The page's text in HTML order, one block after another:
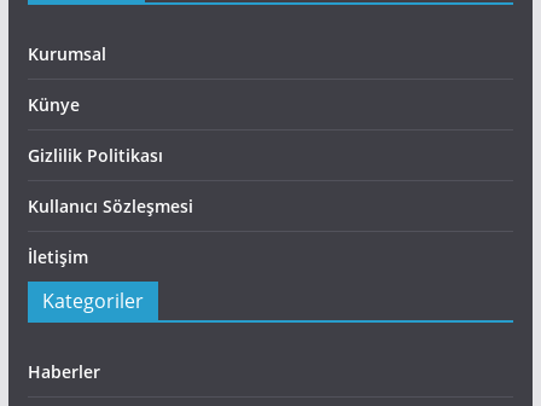
Kurumsal
Künye
Gizlilik Politikası
Kullanıcı Sözleşmesi
İletişim
Kategoriler
Haberler